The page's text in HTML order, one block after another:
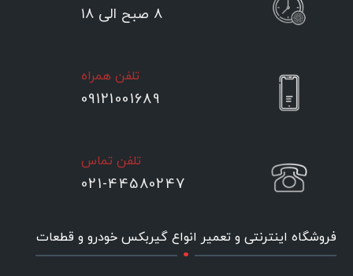
۸ صبح الی ۱۸
تلفن همراه
09121001689
تلفن تماس
021-44580247
فروشگاه اینترنتی و تعمیر انواع گیربکس خودرو و قطعات
.